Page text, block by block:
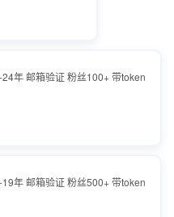
年 邮箱验证 粉丝100+ 带token
年 邮箱验证 粉丝500+ 带token